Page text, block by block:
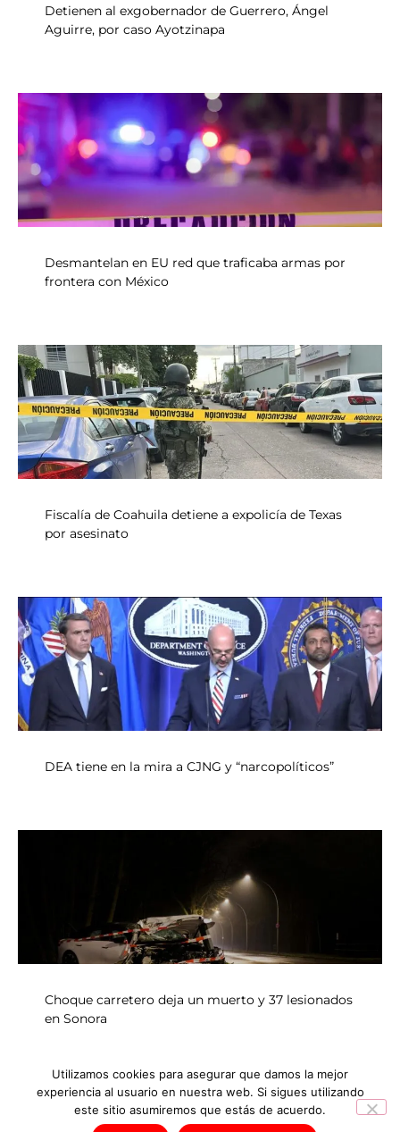
Detienen al exgobernador de Guerrero, Ángel
Aguirre, por caso Ayotzinapa
Desmantelan en EU red que traficaba armas por
frontera con México
Fiscalía de Coahuila detiene a expolicía de Texas
por asesinato
DEA tiene en la mira a CJNG y “narcopolíticos”
Choque carretero deja un muerto y 37 lesionados
en Sonora
INICIO
NOTICIAS
Utilizamos cookies para asegurar que damos la mejor
experiencia al usuario en nuestra web. Si sigues utilizando
este sitio asumiremos que estás de acuerdo.